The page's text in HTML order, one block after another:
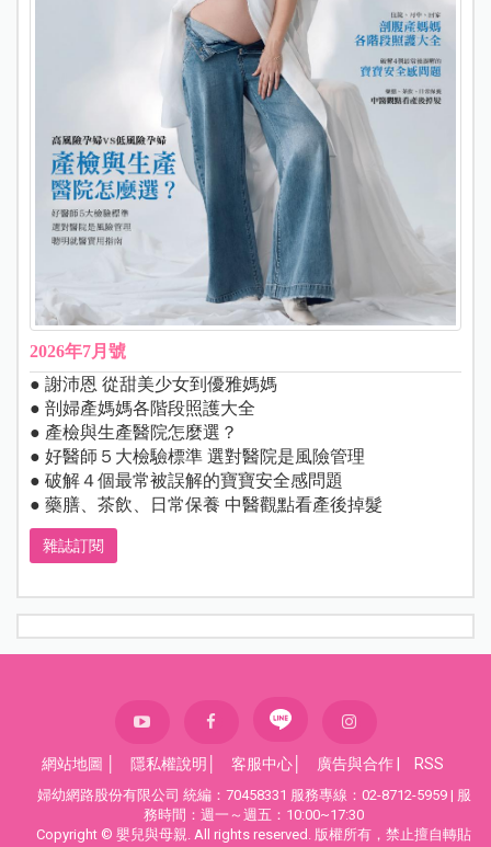
2026年7月號
● 謝沛恩 從甜美少女到優雅媽媽
● 剖婦產媽媽各階段照護大全
● 產檢與生產醫院怎麼選？
● 好醫師５大檢驗標準 選對醫院是風險管理
● 破解４個最常被誤解的寶寶安全感問題
● 藥膳、茶飲、日常保養 中醫觀點看產後掉髮
雜誌訂閱
網站地圖 隱私權說明 客服中心 廣告與合作| RSS
婦幼網路股份有限公司 統編：70458331 服務專線：02-8712-5959 | 服
務時間：週一～週五：10:00~17:30
Copyright © 嬰兒與母親. All rights reserved. 版權所有，禁止擅自轉貼